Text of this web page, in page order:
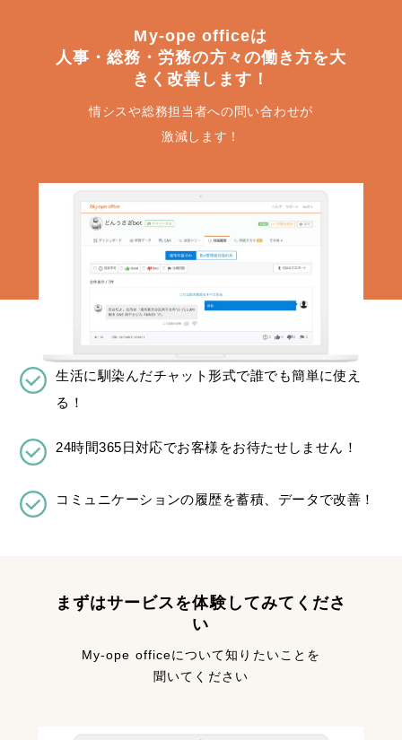
My-ope officeは
人事・総務・労務の方々の働き方を大
きく改善します！
情シスや総務担当者への問い合わせが
激減します！
生活に馴染んだチャット形式で誰でも簡単に使え
る！
24時間365日対応でお客様をお待たせしません！
コミュニケーションの履歴を蓄積、データで改善！
まずはサービスを体験してみてくださ
い
My-ope officeについて知りたいことを
聞いてください